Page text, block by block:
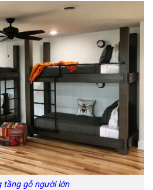
tầng gỗ người lớn